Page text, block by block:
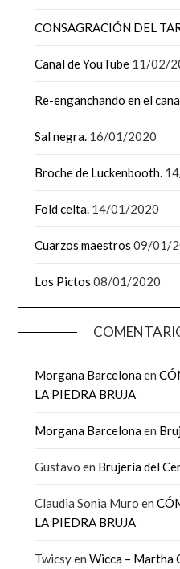
CONSAGRACIÓN DEL
Canal de YouTube 11/02/
Re-enganchando en el
Sal negra. 16/01/2020
Broche de Luckenbooth.
Fold celta. 14/01/2020
Cuarzos maestros 09/01/
Los Pictos 08/01/2020
Morgana Barcelonaen
LA PIEDRA BRUJA
Morgana Barcelonaen
Gustavo en Brujería del
Claudia Sonia Muro en
LA PIEDRA BRUJA
TwicsyenWicca – Martha